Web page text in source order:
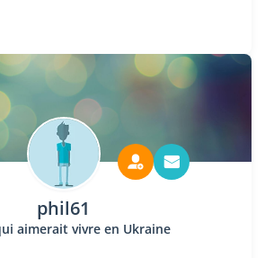
phil61
aimerait vivre en Ukraine